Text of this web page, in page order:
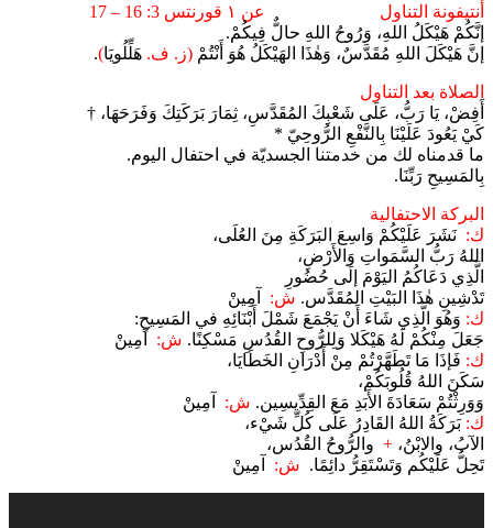
أنتيفونة التناول عن ١ قورنتس 3: 16 – 17
إنَّكُمْ هَيْكَلُ اللهِ، وَرُوحُ اللهِ حالٌّ فِيكُمْ.
إنَّ هَيْكَلَ اللهِ مُقَدَّسٌ، وَهٰذَا الهَيْكَلُ هُوَ أَنْتُمْ (ز. ف. هَلِّلُويَا)
.
الصلاة بعد التناول
أَفِضْ، يَا رَبُّ، عَلَى شَعْبِكَ المُقَدَّسِ، ثِمَارَ بَرَكَتِكَ وَفَرَحَهَا، †
كَيْ يَعُودَ عَلَيْنَا بِالنَّفْعِ الرُّوحِيّ *
ما قدمناه لك من خدمتنا الجسديّة في احتفال اليوم.
بِالمَسِيحِ رَبِّنَا.
البركة الاحتفالية
ك: نَشَرَ عَلَيْكُمْ وَاسِعَ البَرَكَةِ مِنَ العُلَى،
اللهُ رَبُّ السَّمَواتِ وَالأَرْضِ،
الَّذِي دَعَاكُمُ اليَوْمَ إلَى حُضُورِ
تَدْشِينِ هٰذَا البَيْتِ المُقَدَّس. ش: آمِينْ
ك: وَهُوَ الَّذِي شَاءَ أَنْ يَجْمَعَ شَمْلَ أَبْنَائِهِ في المَسِيحِ:
جَعَلَ مِنْكُمْ لَهُ هَيْكَلا وَلِلرُّوحِ القُدُسِ مَسْكِنًا. ش: آمِينْ
ك: فَإذَا مَا تَطَهَّرْتُمْ مِنْ أَدْرَانِ الخَطَايَا،
سَكَنَ اللهُ قُلُوبَكُمْ،
وَوَرِثْتُمْ سَعَادَةَ الأَبَدِ مَعَ القِدِّيسِين. ش: آمِينْ
ك: بَرَكَةُ اللهُ القَادِرُ عَلَى كُلِّ شَيْء،
الآبُ، والابْنُ، + والرُّوحُ القُدُس،
تَحِلُّ عَلَيْكُم وَتَسْتَقِرُّ دائِمًا. ش: آمِينْ